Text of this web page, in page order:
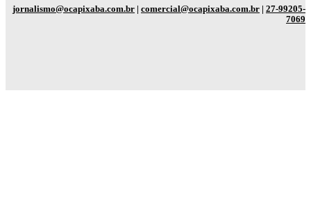
jornalismo@ocapixaba.com.br | comercial@ocapixaba.com.br | 27-99205-
7069